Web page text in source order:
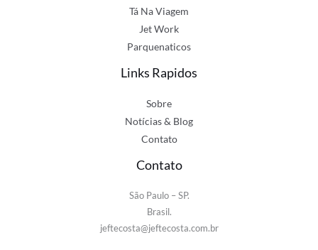
Tá Na Viagem
Jet Work
Parquenaticos
Links Rapidos
Sobre
Notícias & Blog
Contato
Contato
São Paulo – SP.
Brasil.
jeftecosta@jeftecosta.com.br